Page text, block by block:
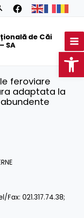
de Căi
SA
feroviare
adaptata la
021.317.74.38;